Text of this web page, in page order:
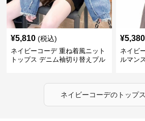
¥5,810 (税込)
ネイビーコーデ 重ね着風ニット
トップス デニム袖切り替えプル
¥5,380
ネイビ
ルマン
ネイビーコーデのトップス